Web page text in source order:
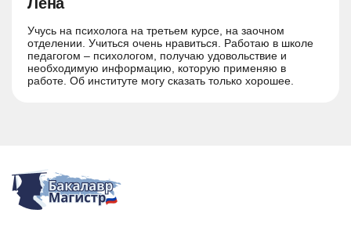
Учусь на психолога на третьем курсе, на заочном
отделении. Учиться очень нравиться. Работаю в школе
педагогом – психологом, получаю удовольствие и
необходимую информацию, которую применяю в
работе. Об институте могу сказать только хорошее.